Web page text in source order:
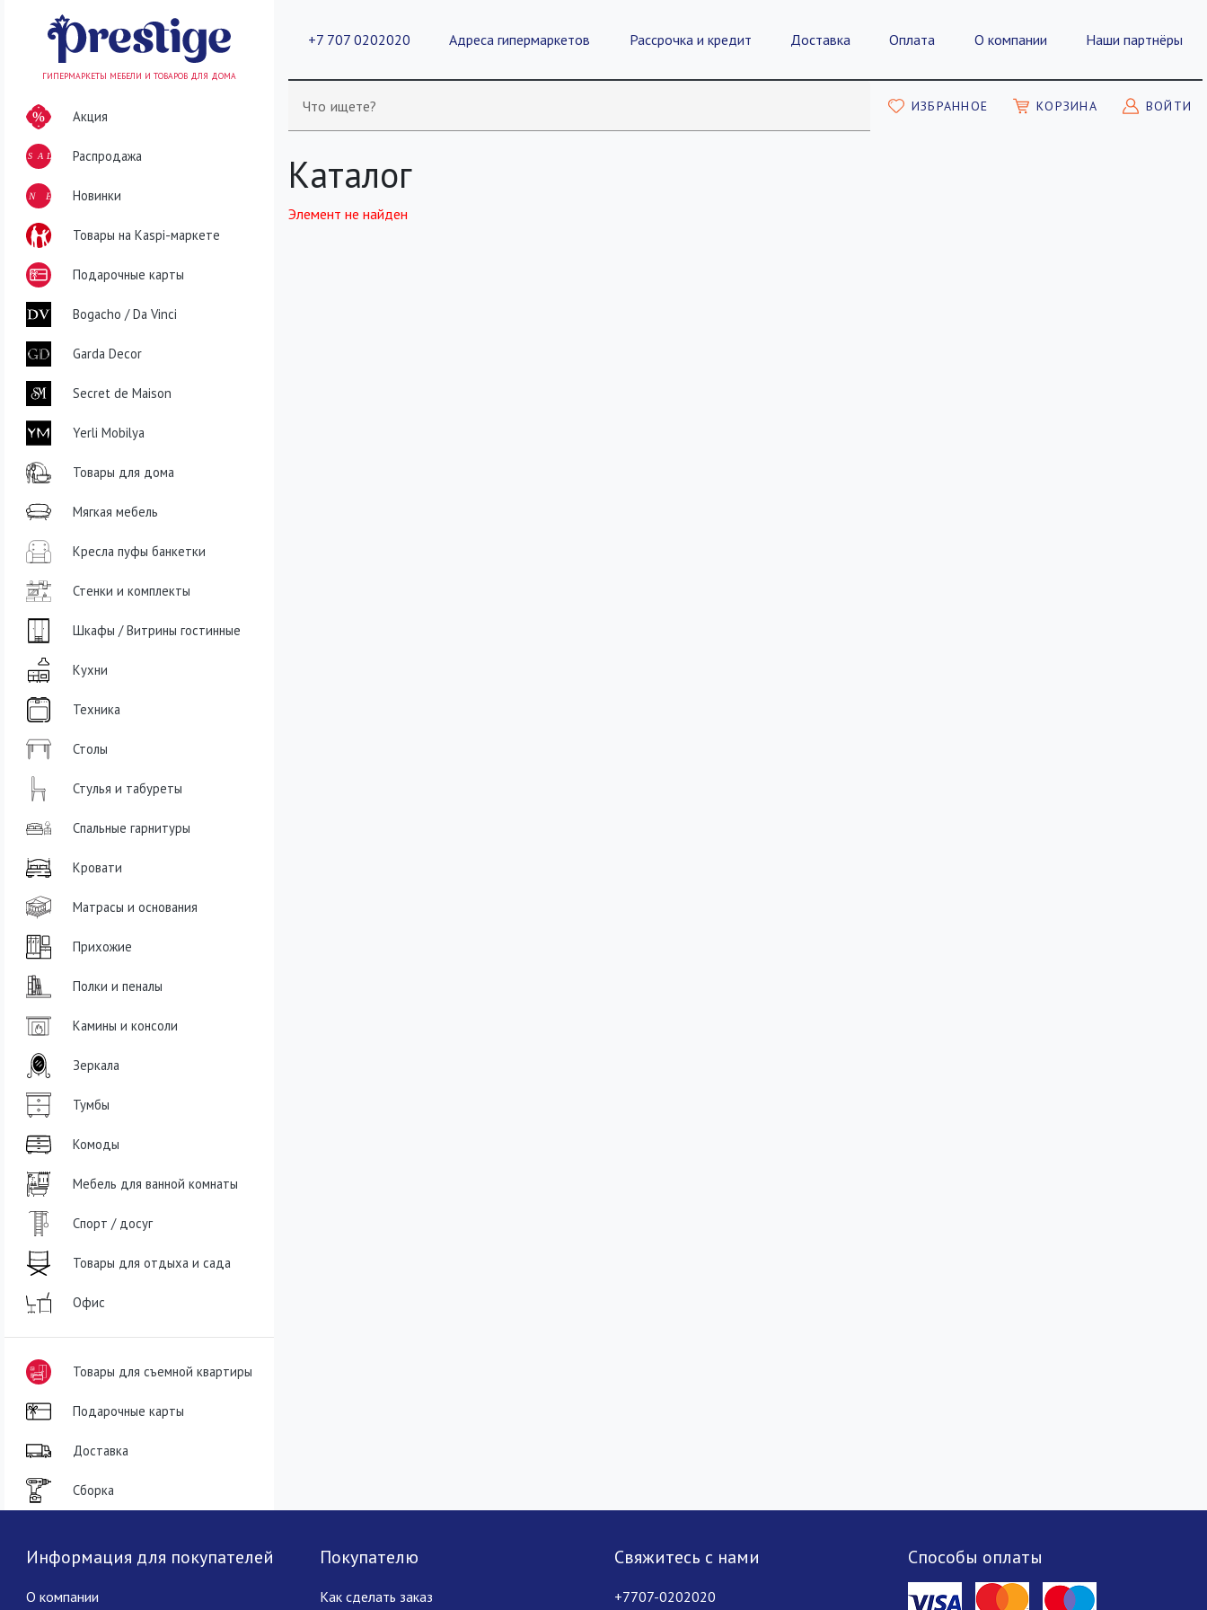
+7 707 0202020 Адреса гипермаркетов Рассрочка и кредит Доставка Оплата О компании Наши партнёры
Что ищете? ИЗБРАННОЕ КОРЗИНА ВОЙТИ
ГИПЕРМАРКЕТЫ МЕБЕЛИ И ТОВАРОВ ДЛЯ ДОМА
Акция
SALE Распродажа
NEWНовинки
Товары на Kaspi-маркете
Подарочные карты
Bogacho / Da Vinci
Garda Decor
Secret de Maison
Yerli Mobilya
Товары для дома
Мягкая мебель
Кресла пуфы банкетки
Стенки и комплекты
Шкафы / Витрины гостинные
Кухни
Техника
Столы
Стулья и табуреты
Спальные гарнитуры
Кровати
Матрасы и основания
Прихожие
Полки и пеналы
Камины и консоли
Зеркала
Тумбы
Комоды
Мебель для ванной комнаты
Спорт / досуг
Товары для отдыха и сада
Офис
Товары для съемной квартиры
Подарочные карты
Доставка
Сборка
Каталог
Элемент не найден
Информация для покупателей
О компании
Покупателю
Как сделать заказ
Свяжитесь с нами
+7707-0202020
Способы оплаты